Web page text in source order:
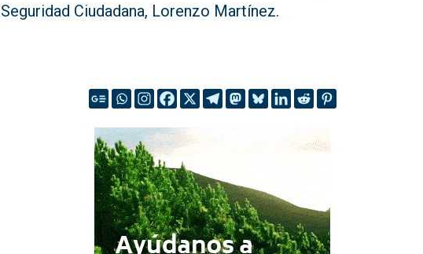
Seguridad Ciudadana, Lorenzo Martínez.